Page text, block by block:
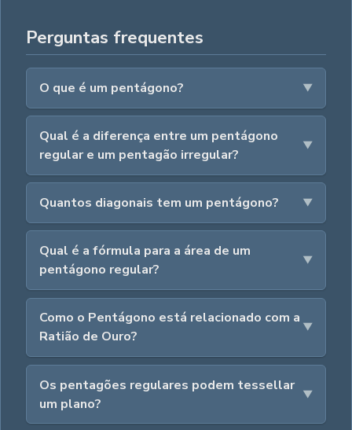
Perguntas frequentes
O que é um pentágono?
Qual é a diferença entre um pentágono
regular e um pentagão irregular?
Quantos diagonais tem um pentágono?
Qual é a fórmula para a área de um
pentágono regular?
Como o Pentágono está relacionado com a
Ratião de Ouro?
Os pentagões regulares podem tessellar
um plano?